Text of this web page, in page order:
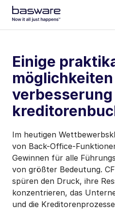
Einige
Im heutigen
von Back-Office-
Gewinnen für alle
von größter Bedeutung.
spüren den Druck, ihre
konzentrieren, das
und die